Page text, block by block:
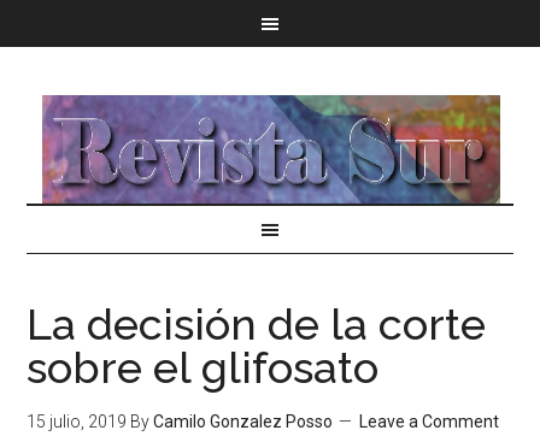
La decisión de la corte
sobre el glifosato
15 julio, 2019 ByCamilo Gonzalez Posso Leave a Comment